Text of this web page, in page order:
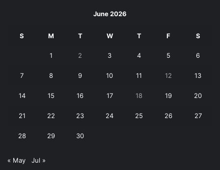
June 2026
S M T W T F S
1 2 3 4 5 6
7 8 9 10 11 12 13
14 15 16 17 18 19 20
21 22 23 24 25 26 27
28 29 30
« May Jul »